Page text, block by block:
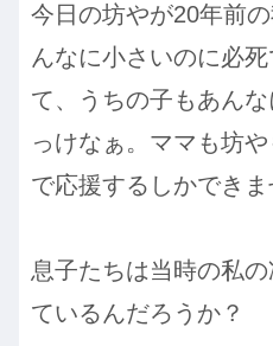
今日の坊やが20年前
んなに小さいのに必
て、うちの子もあん
っけなぁ。ママも坊
で応援するしかできま
息子たちは当時の私
ているんだろうか？